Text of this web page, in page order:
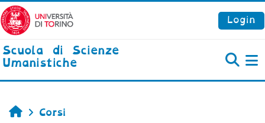
Vai al contenuto principale
Login
Scuola di Scienze
Umanistiche
Home
Corsi